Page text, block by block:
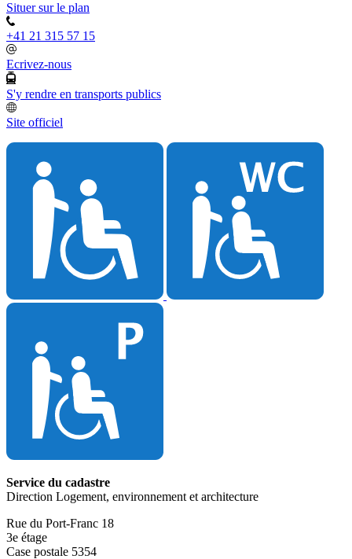
Situer sur le plan
+41 21 315 57 15
Ecrivez-nous
S'y rendre en transports publics
Site officiel
Service du cadastre
Direction Logement, environnement et architecture
Rue du Port-Franc 18
3e étage
Case postale 5354